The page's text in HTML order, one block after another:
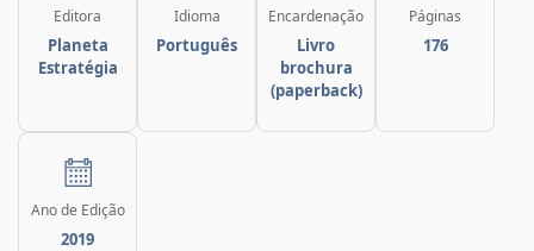
Editora
Planeta
Estratégia
Idioma
Português
Encardenação
Livro
brochura
(paperback)
Páginas
176
Ano de Edição
2019